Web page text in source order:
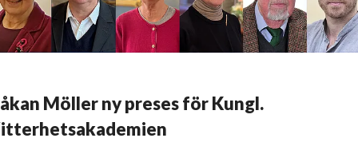
Möller ny preses för Kungl.